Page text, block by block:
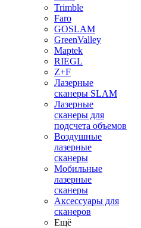
Trimble
Faro
GOSLAM
GreenValley
Maptek
RIEGL
Z+F
Лазерные
сканеры SLAM
Лазерные
сканеры для
подсчета объемов
Воздушные
лазерные
сканеры
Мобильные
лазерные
сканеры
Аксессуары для
сканеров
Ещё